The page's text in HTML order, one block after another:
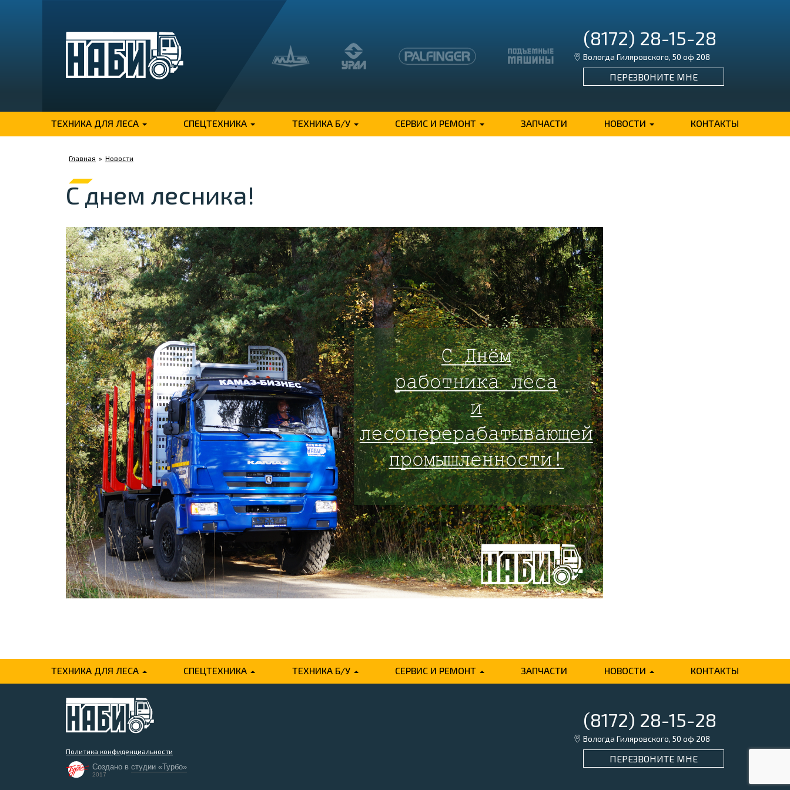
(8172) 28-15-28
Вологда Гиляровского, 50 оф 208
ПЕРЕЗВОНИТЕ МНЕ
ТЕХНИКА ДЛЯ ЛЕСА СПЕЦТЕХНИКА ТЕХНИКА Б/У СЕРВИС И РЕМОНТ ЗАПЧАСТИ НОВОСТИ КОНТАКТЫ
Главная » Новости
С днем лесника!
ТЕХНИКА ДЛЯ ЛЕСА СПЕЦТЕХНИКА ТЕХНИКА Б/У СЕРВИС И РЕМОНТ ЗАПЧАСТИ НОВОСТИ КОНТАКТЫ
Политика конфиденциальности
Создано в студии «Турбо»
2017
(8172) 28-15-28
Вологда Гиляровского, 50 оф 208
ПЕРЕЗВОНИТЕ МНЕ